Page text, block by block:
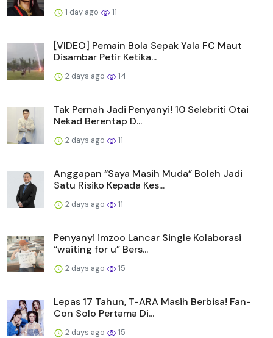
1 day ago 11
[VIDEO] Pemain Bola Sepak Yala FC Maut
Disambar Petir Ketika...
2 days ago 14
Tak Pernah Jadi Penyanyi! 10 Selebriti Otai
Nekad Berentap D...
2 days ago 11
Anggapan “Saya Masih Muda” Boleh Jadi
Satu Risiko Kepada Kes...
2 days ago 11
Penyanyi imzoo Lancar Single Kolaborasi
“waiting for u” Bers...
2 days ago 15
Lepas 17 Tahun, T-ARA Masih Berbisa! Fan-
Con Solo Pertama Di...
2 days ago 15